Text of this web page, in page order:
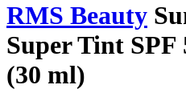
RMS Beauty
Super Tint SPF
(30 ml)